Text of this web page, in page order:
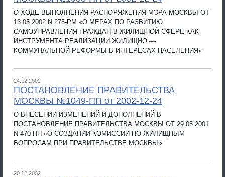
О ХОДЕ ВЫПОЛНЕНИЯ РАСПОРЯЖЕНИЯ МЭРА МОСКВЫ ОТ
13.05.2002 N 275-РМ «О МЕРАХ ПО РАЗВИТИЮ
САМОУПРАВЛЕНИЯ ГРАЖДАН В ЖИЛИЩНОЙ СФЕРЕ КАК
ИНСТРУМЕНТА РЕАЛИЗАЦИИ ЖИЛИЩНО —
КОММУНАЛЬНОЙ РЕФОРМЫ В ИНТЕРЕСАХ НАСЕЛЕНИЯ»
24.12.2002
ПОСТАНОВЛЕНИЕ ПРАВИТЕЛЬСТВА
МОСКВЫ №1049-ПП от 2002-12-24
О ВНЕСЕНИИ ИЗМЕНЕНИЙ И ДОПОЛНЕНИЙ В
ПОСТАНОВЛЕНИЕ ПРАВИТЕЛЬСТВА МОСКВЫ ОТ 29.05.2001
N 470-ПП «О СОЗДАНИИ КОМИССИИ ПО ЖИЛИЩНЫМ
ВОПРОСАМ ПРИ ПРАВИТЕЛЬСТВЕ МОСКВЫ»
20.12.2002